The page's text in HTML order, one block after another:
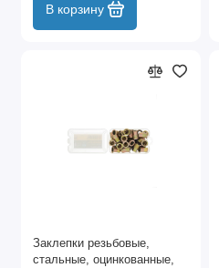
В корзину
Заклепки резьбовые,
стальные, оцинкованные,